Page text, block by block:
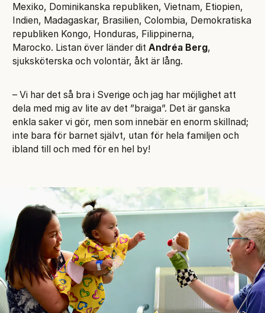
Mexiko, Dominikanska republiken, Vietnam, Etiopien,
Indien, Madagaskar, Brasilien, Colombia, Demokratiska
republiken Kongo, Honduras, Filippinerna,
Marocko. Listan över länder dit Andréa Berg,
sjuksköterska och volontär, åkt är lång.
– Vi har det så bra i Sverige och jag har möjlighet att
dela med mig av lite av det ”braiga”. Det är ganska
enkla saker vi gör, men som innebär en enorm skillnad;
inte bara för barnet självt, utan för hela familjen och
ibland till och med för en hel by!